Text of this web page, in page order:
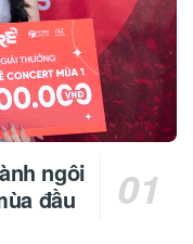
ngôi
đầu